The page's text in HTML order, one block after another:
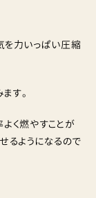
を力いっぱい圧縮
す。
く燃やすことが
るようになるので